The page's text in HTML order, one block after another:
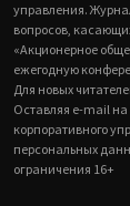
управления.
вопросов,
«Акционерное
ежегодную
Для новых
Оставляя e-mail
корпоративного
персональных
ограничения 16+